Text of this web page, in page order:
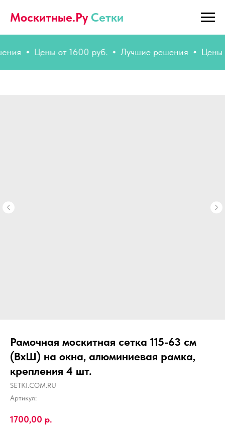
Москитные.Ру Сетки
Цены от 1600 руб. Лучшие решения Цены от
Рамочная москитная сетка 115-63 см
(ВхШ) на окна, алюминиевая рамка,
крепления 4 шт.
SETKI.COM.RU
Артикул:
1700,00 р.